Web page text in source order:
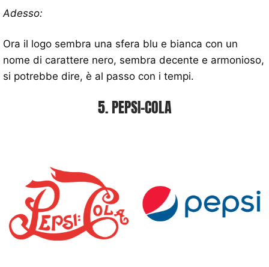
Adesso:
Ora il logo sembra una sfera blu e bianca con un
nome di carattere nero, sembra decente e armonioso,
si potrebbe dire, è al passo con i tempi.
5. PEPSI-COLA